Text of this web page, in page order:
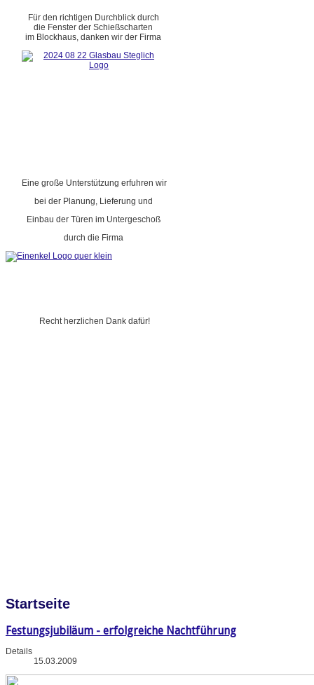
Für den richtigen Durchblick durch
die Fenster der Schießscharten
im Blockhaus, danken wir der Firma
Eine große Unterstützung erfuhren wir
bei der Planung, Lieferung und
Einbau der Türen im Untergeschoß
durch die Firma
Recht herzlichen Dank dafür!
Startseite
Festungsjubiläum - erfolgreiche Nachtführung
Details
15.03.2009